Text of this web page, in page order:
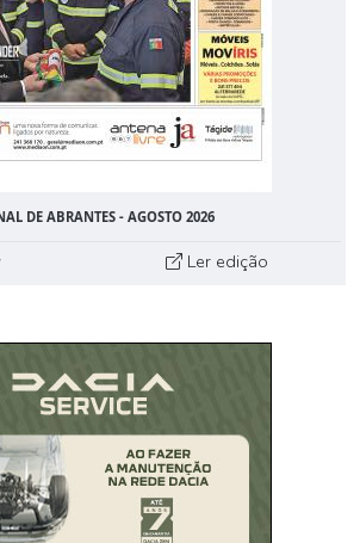
DE ABRANTES - AGOSTO 2026
Ler edição